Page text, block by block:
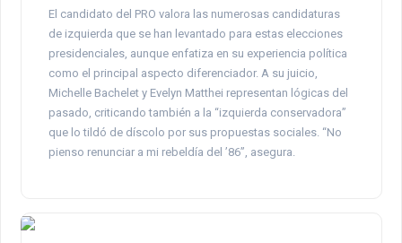
El candidato del PRO valora las numerosas candidaturas
de izquierda que se han levantado para estas elecciones
presidenciales, aunque enfatiza en su experiencia política
como el principal aspecto diferenciador. A su juicio,
Michelle Bachelet y Evelyn Matthei representan lógicas del
pasado, criticando también a la “izquierda conservadora”
que lo tildó de díscolo por sus propuestas sociales. “No
pienso renunciar a mi rebeldía del ’86”, asegura.